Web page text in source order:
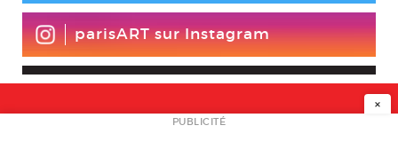
parisART sur Instagram
NEWSLETTER
×
PUBLICITÉ